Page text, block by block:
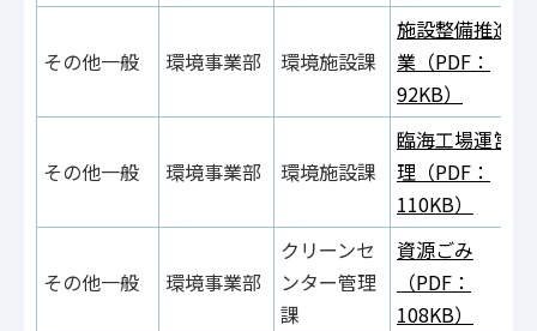
その他一般 環境事業部 環境施設課
施設整備推進事
業（PDF：
92KB）
その他一般 環境事業部 環境施設課
臨海工場運営管
理（PDF：
110KB）
その他一般 環境事業部
クリーンセ
ンター管理
課
資源ごみ
（PDF：
108KB）